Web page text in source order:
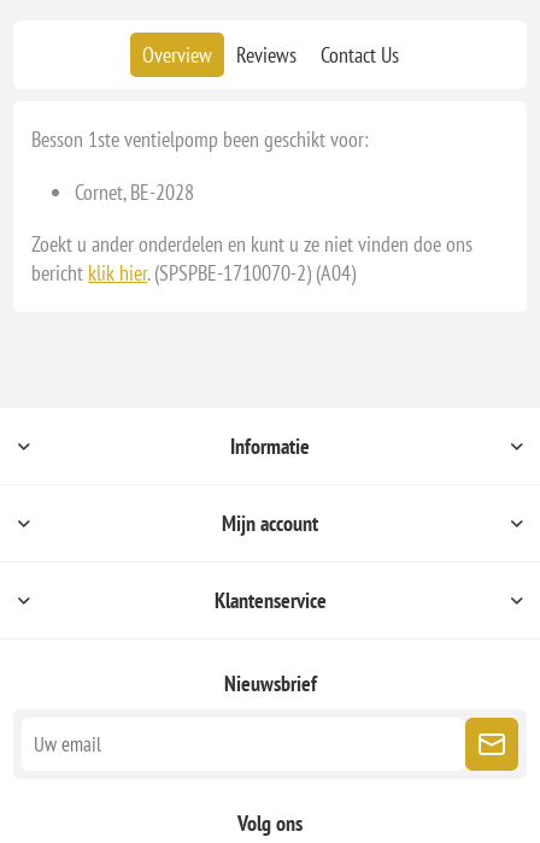
Overview Reviews Contact Us
Besson 1ste ventielpomp been geschikt voor:
Cornet, BE-2028
Zoekt u ander onderdelen en kunt u ze niet vinden doe ons
bericht klik hier. (SPSPBE-1710070-2) (A04)
Informatie
Mijn account
Klantenservice
Nieuwsbrief
Volg ons